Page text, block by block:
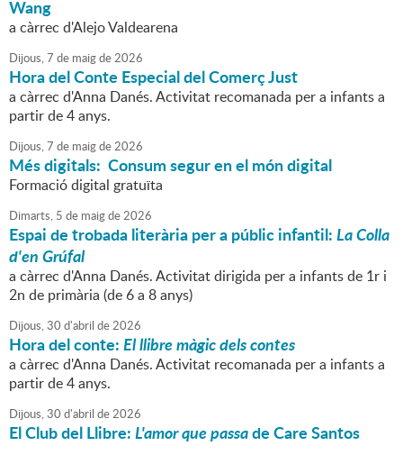
Wang
a càrrec d'Alejo Valdearena
Dijous,7 de maigde2026
Hora del Conte Especial del Comerç Just
a càrrec d'Anna Danés. Activitat recomanada per a infants a
partir de 4 anys.
Dijous,7 de maigde2026
Més digitals: Consum segur en el món digital
Formació digital gratuïta
Dimarts, 5 de maigde2026
Espai de trobada literària per a públic infantil:La Colla
d'en Grúfal
a càrrec d'Anna Danés. Activitat dirigida per a infants de 1r i
2n de primària (de 6 a 8 anys)
Dijous,30 d'abril de2026
Hora del conte:El llibre màgic dels contes
a càrrec d'Anna Danés. Activitat recomanada per a infants a
partir de 4 anys.
Dijous,30 d'abril de2026
El Club del Llibre:L'amor que passade Care Santos